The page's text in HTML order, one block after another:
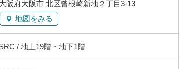
阪府大阪市 北区曾根崎新地２丁目3-13
地図をみる
/ 地上19階・地下1階